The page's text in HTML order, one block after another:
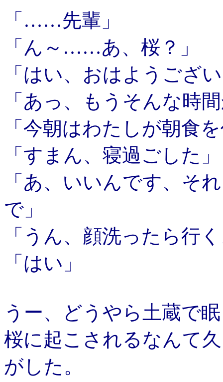
「……先輩」
「ん～……あ、桜？」
「はい、おはようござ
「あっ、もうそんな時
「今朝はわたしが朝
「すまん、寝過ごした」
「あ、いいんです、そ
で」
「うん、顔洗ったら行
「はい」
うー、どうやら土蔵で
桜に起こされるなんて
がした。